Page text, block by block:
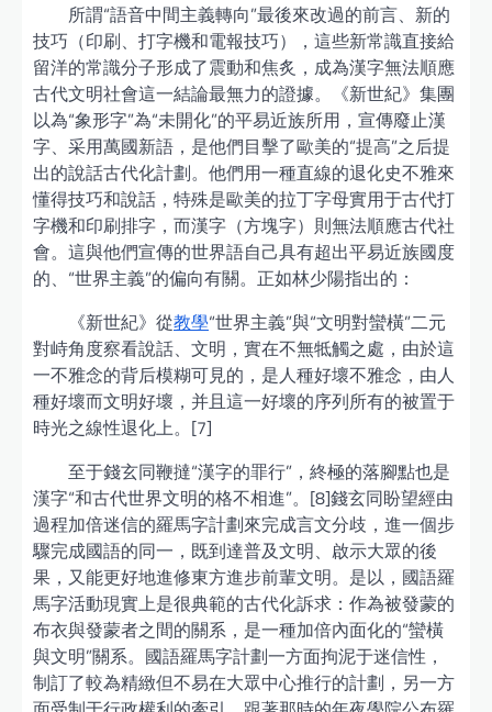
所謂“語音中間主義轉向”最後來改過的前言、新的
技巧（印刷、打字機和電報技巧），這些新常識直接給
留洋的常識分子形成了震動和焦炙，成為漢字無法順應
古代文明社會這一結論最無力的證據。《新世紀》集團
以為“象形字”為“未開化”的平易近族所用，宣傳廢止漢
字、采用萬國新語，是他們目擊了歐美的“提高”之后提
出的說話古代化計劃。他們用一種直線的退化史不雅來
懂得技巧和說話，特殊是歐美的拉丁字母實用于古代打
字機和印刷排字，而漢字（方塊字）則無法順應古代社
會。這與他們宣傳的世界語自己具有超出平易近族國度
的、“世界主義”的偏向有關。正如林少陽指出的：
《新世紀》從教學“世界主義”與“文明對蠻橫”二元
對峙角度察看說話、文明，實在不無牴觸之處，由於這
一不雅念的背后模糊可見的，是人種好壞不雅念，由人
種好壞而文明好壞，并且這一好壞的序列所有的被置于
時光之線性退化上。[7]
至于錢玄同鞭撻“漢字的罪行”，終極的落腳點也是
漢字“和古代世界文明的格不相進”。[8]錢玄同盼望經由
過程加倍迷信的羅馬字計劃來完成言文分歧，進一個步
驟完成國語的同一，既到達普及文明、啟示大眾的後
果，又能更好地進修東方進步前輩文明。是以，國語羅
馬字活動現實上是很典範的古代化訴求：作為被發蒙的
布衣與發蒙者之間的關系，是一種加倍內面化的“蠻橫
與文明”關系。國語羅馬字計劃一方面拘泥于迷信性，
制訂了較為精緻但不易在大眾中心推行的計劃，另一方